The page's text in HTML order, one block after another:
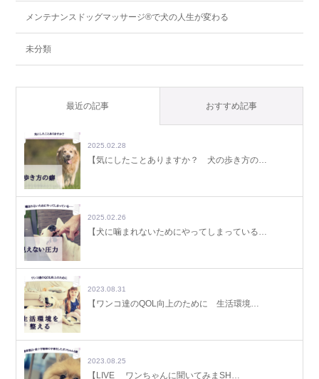
メンテナンスドッグマッサージ®で犬の人生が変わる
未分類
最近の記事 おすすめ記事
2025.02.28
【気にしたことありますか？ 犬の歩き方の…
2025.02.26
【犬に噛まれないためにやってしまっている…
2023.08.31
【ワンコ達のQOL向上のために 生活環境…
2023.08.25
【LIVE ワンちゃんに聞いてみまSH…